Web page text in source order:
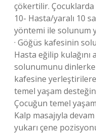
çökertilir.
10- Hasta/yaralı 10
yöntemi ile solunum
· Göğüs kafesinin
Hasta eğilip kulağını
solunumunu
kafesine
temel yaşam
Çocuğun temel
Kalp masajıyla
yukarı çene